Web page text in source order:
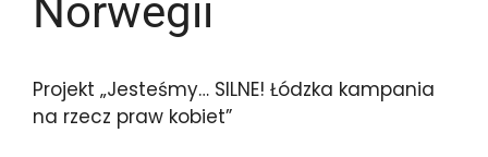
Norwegii
Projekt „Jesteśmy… SILNE! Łódzka kampania
na rzecz praw kobiet”